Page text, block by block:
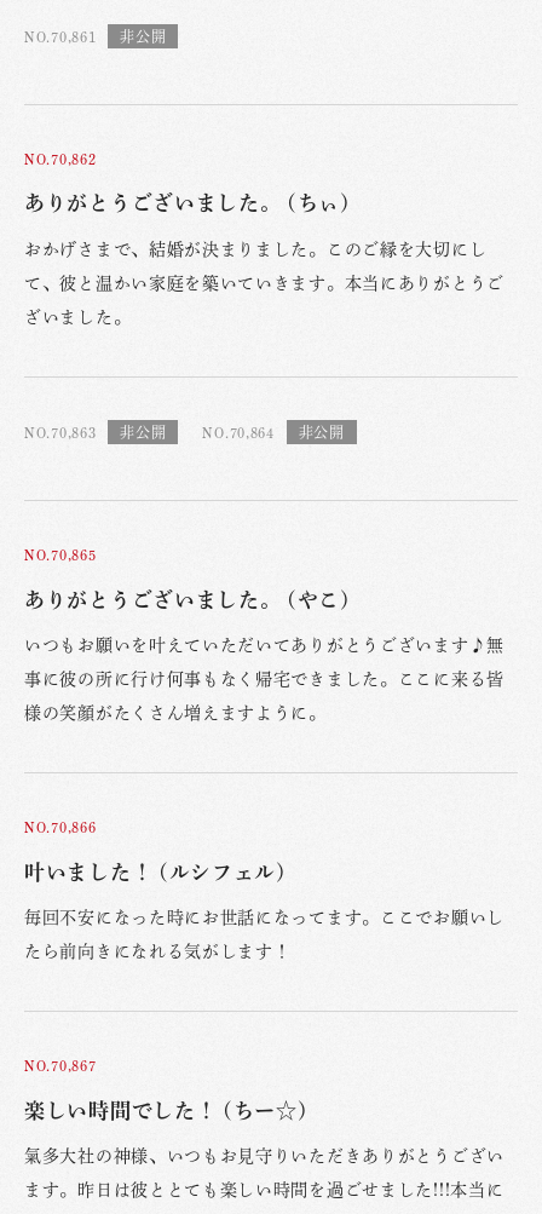
NO.70,861
NO.70,862
ありがとうございました。 (ちぃ)
おかげさまで、結婚が決まりました。このご縁を大切にし
て、彼と温かい家庭を築いていきます。本当にありがとうご
ざいました。
NO.70,863 NO.70,864
NO.70,865
ありがとうございました。 (やこ)
いつもお願いを叶えていただいてありがとうございます♪無
事に彼の所に行け何事もなく帰宅できました。ここに来る皆
様の笑顔がたくさん増えますように。
NO.70,866
叶いました！ (ルシフェル)
毎回不安になった時にお世話になってます。ここでお願いし
たら前向きになれる気がします！
NO.70,867
楽しい時間でした！ (ちー☆)
氣多大社の神様、いつもお見守りいただきありがとうござい
ます。昨日は彼ととても楽しい時間を過ごせました!!!本当に